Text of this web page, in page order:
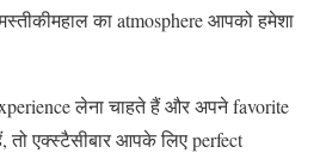
का atmosphere आपको हमेशा
लेना चाहते हैं और अपने favorite
तो एक्स्टैसीबार आपके लिए perfect